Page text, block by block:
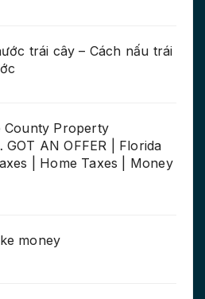
trái cây – Cách nấu trái
County Property
AN OFFER | Florida
| Home Taxes | Money
money